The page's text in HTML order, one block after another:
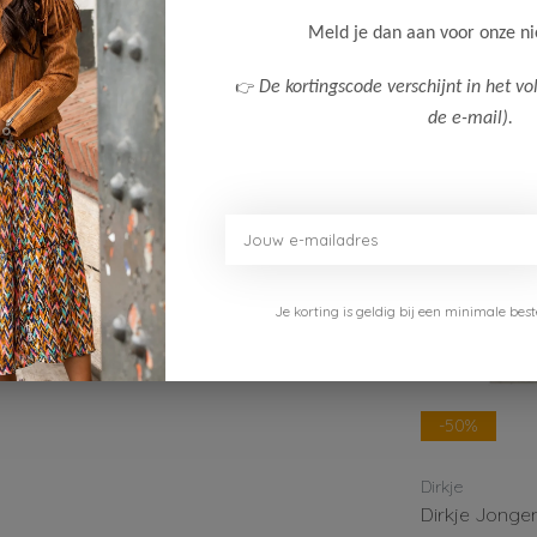
3% Elastane
Klanten
-50%
Dirkje
Dirkje
Meld je dan aan voor onze
👉 De kortingscode verschijnt in het
de e-mail).
Je korting is geldig bij een minimale